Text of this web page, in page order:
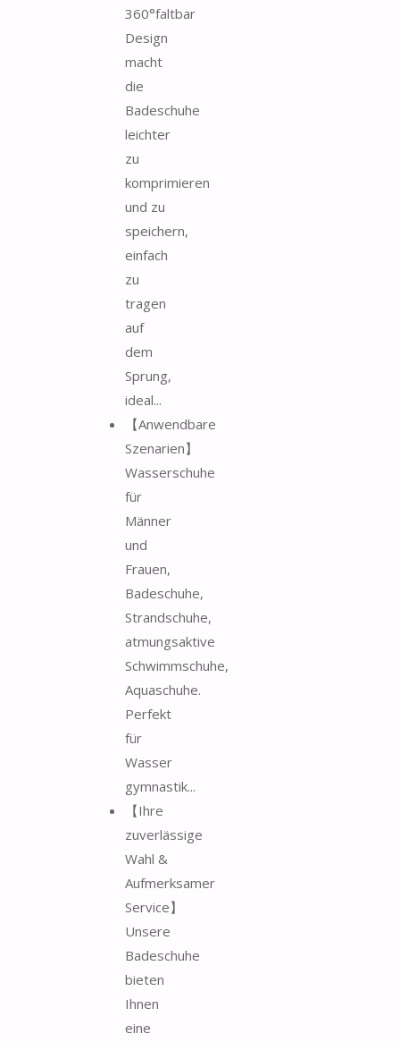
360°faltbar
Design
macht
die
Badeschuhe
leichter
zu
komprimieren
und zu
speichern,
einfach
zu
tragen
auf
dem
Sprung,
ideal...
【Anwendbare
Szenarien】
Wasserschuhe
für
Männer
und
Frauen,
Badeschuhe,
Strandschuhe,
atmungsaktive
Schwimmschuhe,
Aquaschuhe.
Perfekt
für
Wasser
gymnastik...
【Ihre
zuverlässige
Wahl &
Aufmerksamer
Service】
Unsere
Badeschuhe
bieten
Ihnen
eine